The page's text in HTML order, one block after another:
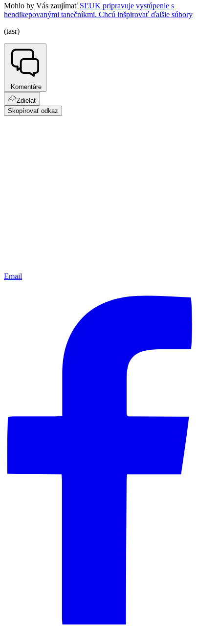
Mohlo by Vás zaujímať SĽUK pripravuje vystúpenie s
hendikepovanými tanečníkmi. Chcú inšpirovať ďalšie súbory
(tasr)
Komentáre
Zdielať
Skopírovať odkaz
Email